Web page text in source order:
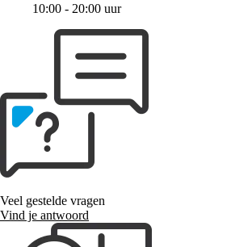
10:00 - 20:00 uur
Veel gestelde vragen
Vind je antwoord